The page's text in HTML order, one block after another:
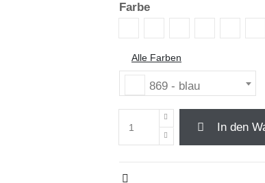
Farbe
Alle Farben
869 - blau
In den